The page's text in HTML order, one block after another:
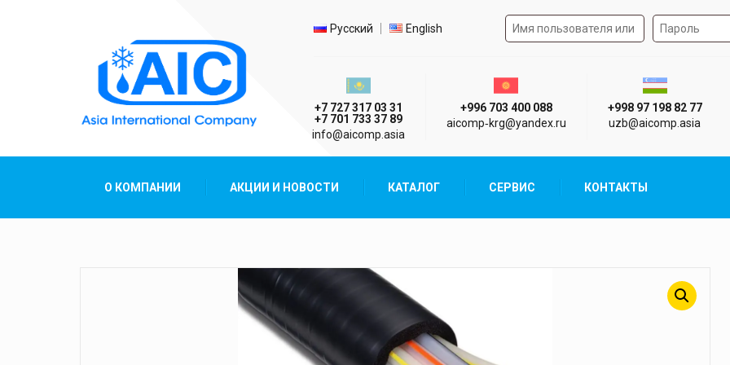
Выбор языка
Русский English Форма авторизации на
Казахстан г. Алматы
+7 727 317 03 31
+7 701 733 37 89
info@aicomp.asia
Киргизия г. Бишкек
+996 703 400 088
aicomp‑krg@yandex.ru
Узбекистан
+998 97 198 82 77
uzb@aicomp.asia
О КОМПАНИИ АКЦИИ И НОВОСТИ КАТАЛОГ СЕРВИС КОНТАКТЫ